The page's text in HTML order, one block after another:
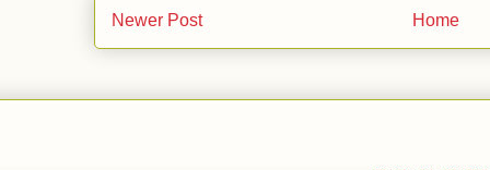
Newer Post Home